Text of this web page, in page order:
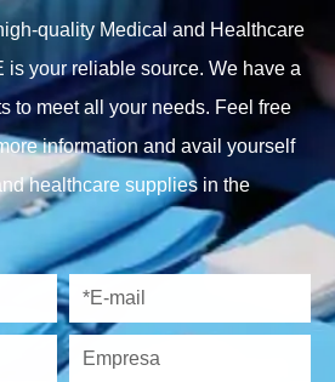
quality Medical and Healthcare
is your reliable source. We have a
to meet all your needs. Feel free
information and avail yourself
healthcare supplies in the